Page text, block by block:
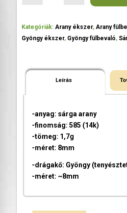
Kategóriák: Arany ékszer, Arany
Gyöngy ékszer, Gyöngy fülbevaló,
Leírás
-anyag: sárga arany
-finomság: 585 (14k)
-tömeg: 1,7g
-méret: 8mm
-drágakő: Gyöngy
-méret: ~8mm